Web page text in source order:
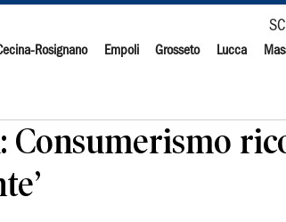
Rosignano Empoli Grosseto Lucca
Consumerismo